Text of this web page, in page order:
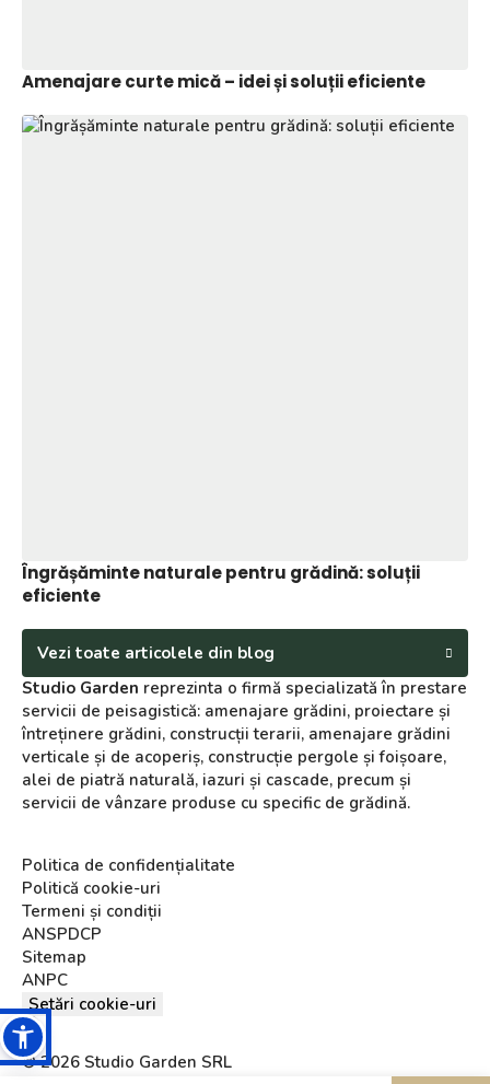
Amenajare curte mică – idei și soluții eficiente
Îngrășăminte naturale pentru grădină: soluții
eficiente
Vezi toate articolele din blog
Studio Garden reprezinta o firmă specializată în prestare
servicii de peisagistică: amenajare grădini, proiectare și
întreținere grădini, construcții terarii, amenajare grădini
verticale și de acoperiș, construcție pergole și foișoare,
alei de piatră naturală, iazuri și cascade, precum și
servicii de vânzare produse cu specific de grădină.
Politica de confidențialitate
Politică cookie-uri
Termeni și condiții
ANSPDCP
Sitemap
ANPC
Setări cookie-uri
© 2026 Studio Garden SRL